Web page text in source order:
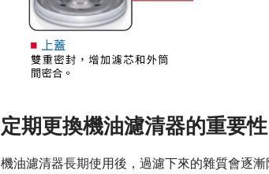
定期更換機油濾清器的重要性
機油濾清器長期使用後，過濾下來的雜質會逐